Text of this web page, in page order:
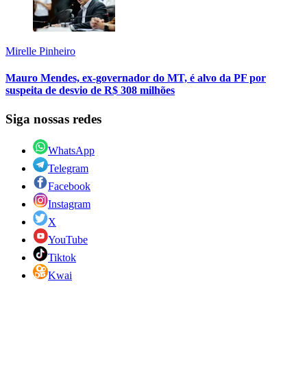
Mirelle Pinheiro
Mauro Mendes, ex-governador do MT, é alvo da PF por
suspeita de desvio de R$ 308 milhões
Siga nossas redes
WhatsApp
Telegram
Facebook
Instagram
X
YouTube
Tiktok
Kwai